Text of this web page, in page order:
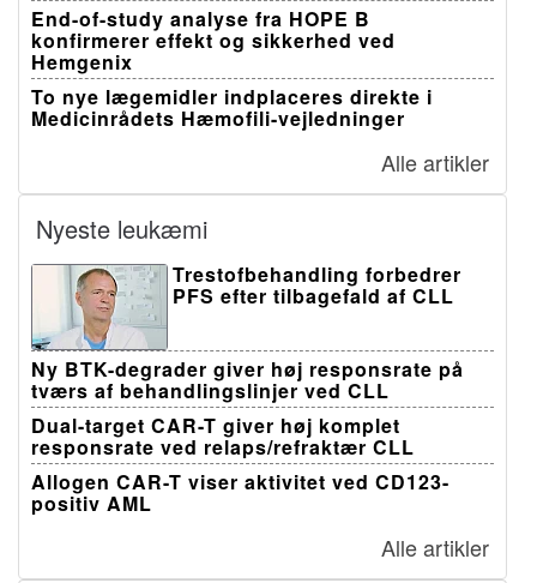
End-of-study analyse fra HOPE B
konfirmerer effekt og sikkerhed ved
Hemgenix
To nye lægemidler indplaceres direkte i
Medicinrådets Hæmofili-vejledninger
Alle artikler
Nyeste leukæmi
Trestofbehandling forbedrer
PFS efter tilbagefald af CLL
Ny BTK-degrader giver høj responsrate på
tværs af behandlingslinjer ved CLL
Dual-target CAR-T giver høj komplet
responsrate ved relaps/refraktær CLL
Allogen CAR-T viser aktivitet ved CD123-
positiv AML
Alle artikler